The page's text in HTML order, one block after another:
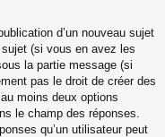
d’un nouveau sujet
(si vous en avez les
la partie message (si
pas le droit de créer des
moins deux options
le champ des réponses.
qu’un utilisateur peut